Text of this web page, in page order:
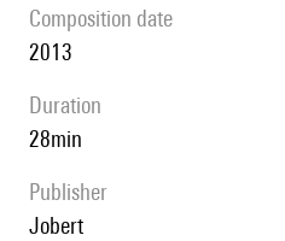
composition date
2013
duration
28min
publisher
Jobert